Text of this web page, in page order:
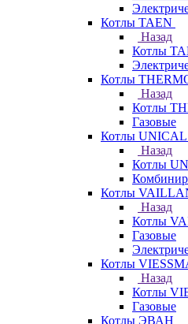
Котлы TAEN
Назад
Котлы
Котлы
Назад
Котлы
Газовые
Котлы UNICAL
Назад
Котлы
Котлы
Назад
Котлы
Газовые
Котлы
Назад
Котлы
Газовые
Котлы ЭВАН